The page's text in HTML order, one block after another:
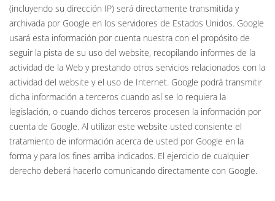
(incluyendo su dirección IP) será directamente transmitida y
archivada por Google en los servidores de Estados Unidos. Google
usará esta información por cuenta nuestra con el propósito de
seguir la pista de su uso del website, recopilando informes de la
actividad de la Web y prestando otros servicios relacionados con la
actividad del website y el uso de Internet. Google podrá transmitir
dicha información a terceros cuando así se lo requiera la
legislación, o cuando dichos terceros procesen la información por
cuenta de Google. Al utilizar este website usted consiente el
tratamiento de información acerca de usted por Google en la
forma y para los fines arriba indicados. El ejercicio de cualquier
derecho deberá hacerlo comunicando directamente con Google.